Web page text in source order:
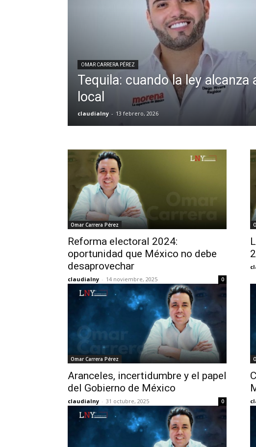
OMAR CARRERA PÉREZ
Tequila: cuando la ley alcanza
local
claudialny - 13 febrero, 2026
Omar Carrera Pérez
Reforma electoral 2024:
oportunidad que México no debe
desaprovechar
claudialny - 14 noviembre, 2025 0
Omar Carrera Pérez
Aranceles, incertidumbre y el papel
del Gobierno de México
claudialny - 31 octubre, 2025 0